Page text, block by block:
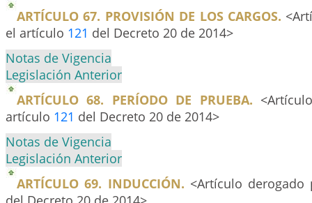
ARTÍCULO 67. PROVISIÓN DE LOS CARGOS.
el artículo 121 del Decreto 20 de 2014>
Notas de Vigencia
Legislación Anterior
ARTÍCULO 68. PERÍODO DE PRUEBA.
artículo 121 del Decreto 20 de 2014>
Notas de Vigencia
Legislación Anterior
ARTÍCULO 69. INDUCCIÓN. <Artículo